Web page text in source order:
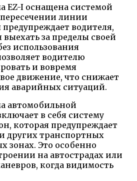
EZ-I оснащена системой
линии
водителя,
выехать за пределы своей
использования
водителю
и вовремя
движение, что снижает
аварийных ситуаций.
автомобильной
в себя систему
которая предупреждает
других транспортных
зонах. Это особенно
на автострадах или
когда видимость